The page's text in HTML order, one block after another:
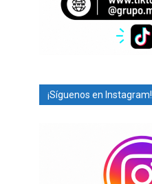
¡Síguenos en Instagram!